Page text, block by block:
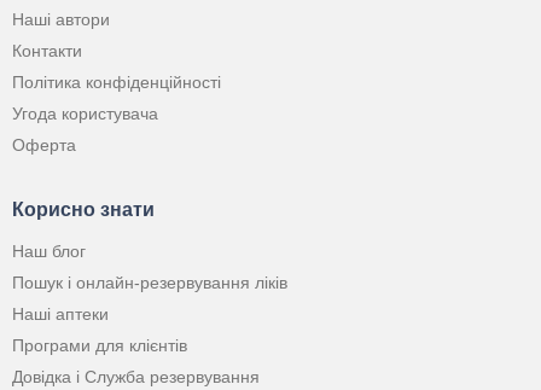
Наші автори
Контакти
Політика конфіденційності
Угода користувача
Оферта
Корисно знати
Наш блог
Пошук і онлайн-резервування ліків
Наші аптеки
Програми для клієнтів
Довідка і Служба резервування